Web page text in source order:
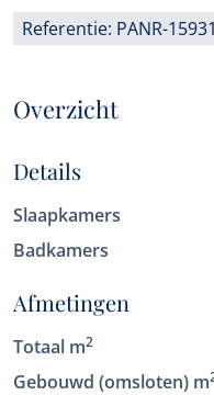
Referentie: PANR-15931
Overzicht
Details
Slaapkamers
Badkamers
Afmetingen
Totaal m2
Gebouwd (omsloten) m